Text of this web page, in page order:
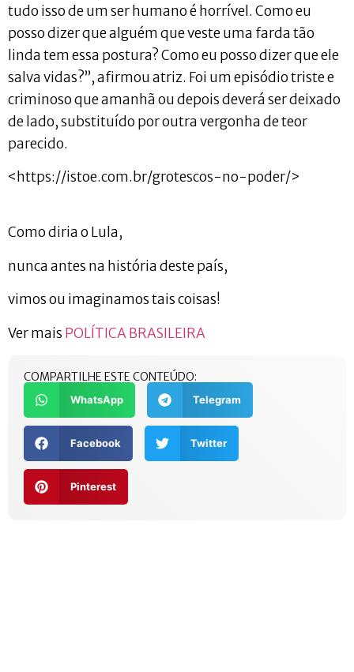
tudo isso de um ser humano é horrível. Como eu
posso dizer que alguém que veste uma farda tão
linda tem essa postura? Como eu posso dizer que ele
salva vidas?”, afirmou atriz. Foi um episódio triste e
criminoso que amanhã ou depois deverá ser deixado
de lado, substituído por outra vergonha de teor
parecido.
<https://istoe.com.br/grotescos-no-poder/>
Como diria o Lula,
nunca antes na história deste país,
vimos ou imaginamos tais coisas!
Ver mais POLÍTICA BRASILEIRA
COMPARTILHE ESTE CONTEÚDO:
WhatsApp Telegram
Facebook Twitter
Pinterest